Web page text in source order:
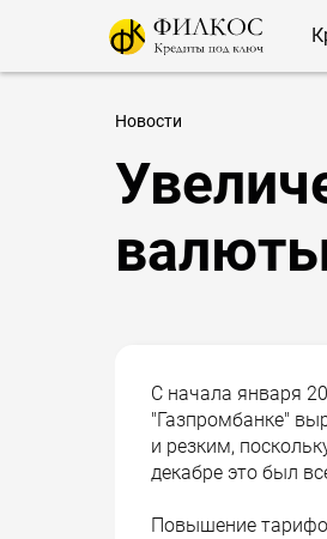
Новости
С начала января
"Газпромбанке"
и резким,
декабре это был
Повышение